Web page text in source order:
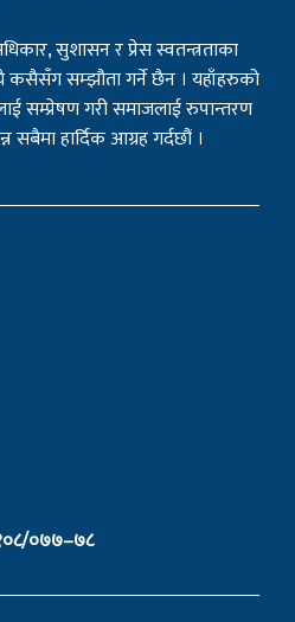
गर्दै ग्लोबल म्याग्दी मिडिया
आधिकारिक न्युज पोर्टल हो ।
०७३ मा पश्चिम म्याग्दी न्युजलाई
संचालनमा ल्याइएको हो ।
चौतारी हो ।म्याग्दी न्युज
अन्तराष्ट्रिय सहितको ताजा र
सामाग्रिहरु र विचार निरन्तर
सुशासन र प्रेस स्वतन्त्रताका
सम्झौता गर्ने छैन । यहाँहरुको
सम्प्रेषण गरी समाजलाई रुपान्तरण
सबैमा हार्दिक आग्रह गर्दछौं ।